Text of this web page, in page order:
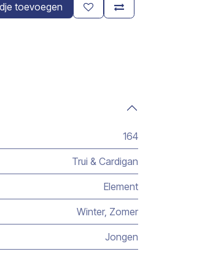
toevoegen
164
Trui & Cardigan
Element
Winter, Zomer
Jongen